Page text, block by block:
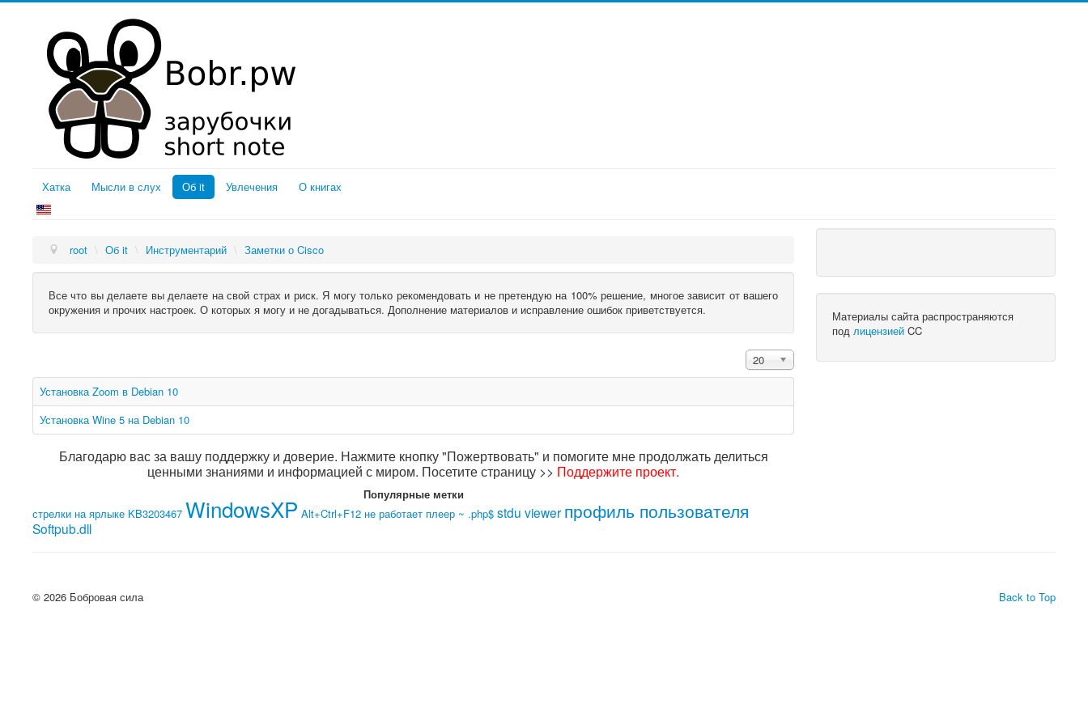
Хатка Мысли в слух Об it Увлечения О книгах
root \ Об it \ Инструментарий \ Заметки о Cisco
Все что вы делаете вы делаете на свой страх и риск. Я могу только рекомендовать и не претендую на 100% решение, многое зависит от вашего
окружения и прочих настроек. О которых я могу и не догадываться. Дополнение материалов и исправление ошибок приветствуется.
Кол-во строк:
20
Установка Zoom в Debian 10
Установка Wine 5 на Debian 10
Благодарю вас за вашу поддержку и доверие. Нажмите кнопку "Пожертвовать" и помогите мне продолжать делиться
ценными знаниями и информацией с миром. Посетите страницу >> Поддержите проект.
Популярные метки
стрелки на ярлыке KB3203467 WindowsXP Alt+Ctrl+F12 не работает плеер ~ .php$ stdu viewer профиль пользователя
Softpub.dll
Материалы сайта распространяются
подлицензией CC
Back to Top
© 2026 Бобровая сила